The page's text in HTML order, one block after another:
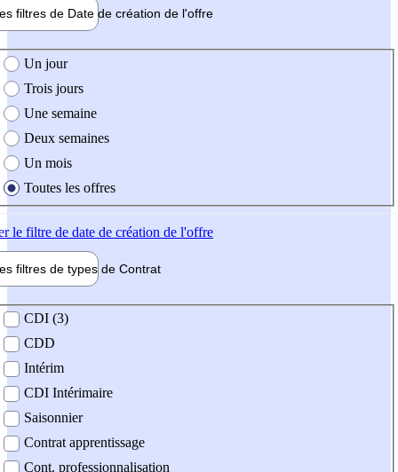
filtres de Date de création de l'offre
création de l'offre
Un jour
Trois jours
Une semaine
Deux semaines
Un mois
Toutes les offres
le filtre de date de création de l'offre
filtres de types de Contrat
contrat
CDI (3)
CDD
Intérim
CDI Intérimaire
Saisonnier
Contrat apprentissage
Cont. professionnalisation